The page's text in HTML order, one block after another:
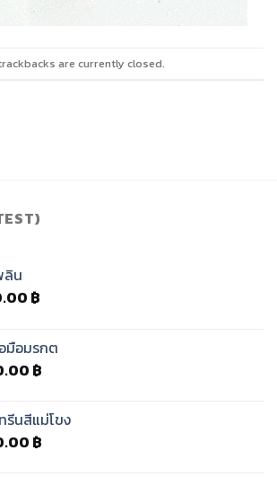
are currently closed.
ลิน
฿
มือมรกต
฿
รีนสีแม่โขง
฿